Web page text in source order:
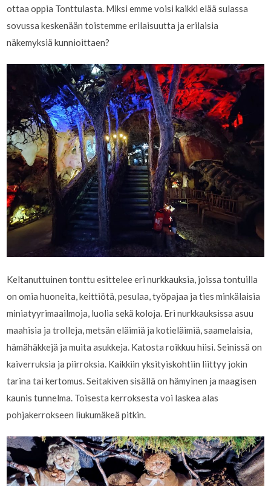
ottaa oppia Tonttulasta. Miksi emme voisi kaikki elää sulassa
sovussa keskenään toistemme erilaisuutta ja erilaisia
näkemyksiä kunnioittaen?
Keltanuttuinen tonttu esittelee eri nurkkauksia, joissa tontuilla
on omia huoneita, keittiötä, pesulaa, työpajaa ja ties minkälaisia
miniatyyrimaailmoja, luolia sekä koloja. Eri nurkkauksissa asuu
maahisia ja trolleja, metsän eläimiä ja kotieläimiä, saamelaisia,
hämähäkkejä ja muita asukkeja. Katosta roikkuu hiisi. Seinissä on
kaiverruksia ja piirroksia. Kaikkiin yksityiskohtiin liittyy jokin
tarina tai kertomus. Seitakiven sisällä on hämyinen ja maagisen
kaunis tunnelma. Toisesta kerroksesta voi laskea alas
pohjakerrokseen liukumäkeä pitkin.